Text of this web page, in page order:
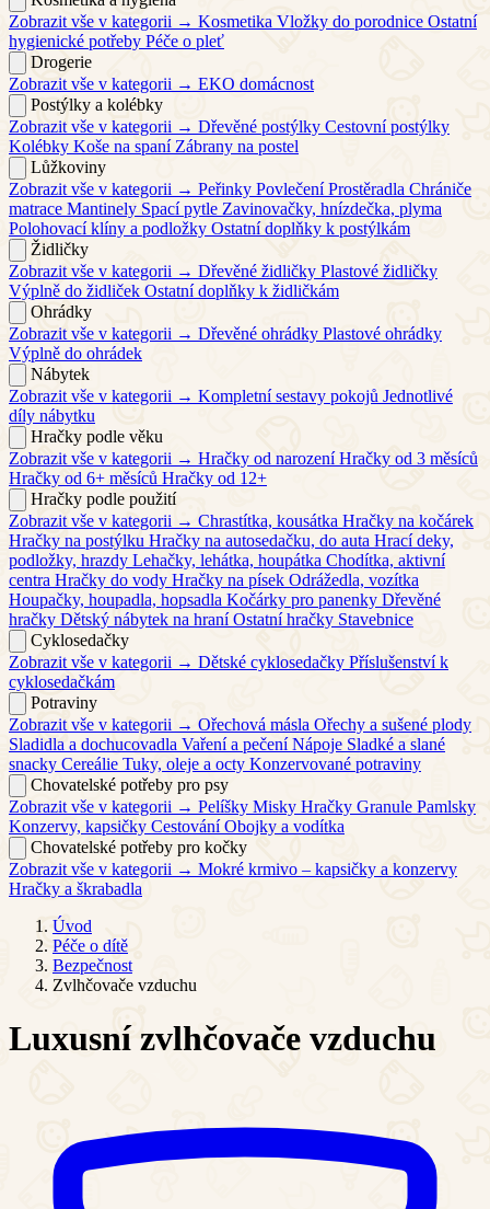
Zobrazit vše v kategorii → Kosmetika Vložky do porodnice Ostatní
hygienické potřeby Péče o pleť
Drogerie
Zobrazit vše v kategorii → EKO domácnost
Postýlky a kolébky
Zobrazit vše v kategorii → Dřevěné postýlky Cestovní postýlky
Kolébky Koše na spaní Zábrany na postel
Lůžkoviny
Zobrazit vše v kategorii → Peřinky Povlečení Prostěradla Chrániče
matrace Mantinely Spací pytle Zavinovačky, hnízdečka, plyma
Polohovací klíny a podložky Ostatní doplňky k postýlkám
Židličky
Zobrazit vše v kategorii → Dřevěné židličky Plastové židličky
Výplně do židliček Ostatní doplňky k židličkám
Ohrádky
Zobrazit vše v kategorii → Dřevěné ohrádky Plastové ohrádky
Výplně do ohrádek
Nábytek
Zobrazit vše v kategorii → Kompletní sestavy pokojů Jednotlivé
díly nábytku
Hračky podle věku
Zobrazit vše v kategorii → Hračky od narození Hračky od 3 měsíců
Hračky od 6+ měsíců Hračky od 12+
Hračky podle použití
Zobrazit vše v kategorii → Chrastítka, kousátka Hračky na kočárek
Hračky na postýlku Hračky na autosedačku, do auta Hrací deky,
podložky, hrazdy Lehačky, lehátka, houpátka Chodítka, aktivní
centra Hračky do vody Hračky na písek Odrážedla, vozítka
Houpačky, houpadla, hopsadla Kočárky pro panenky Dřevěné
hračky Dětský nábytek na hraní Ostatní hračky Stavebnice
Cyklosedačky
Zobrazit vše v kategorii → Dětské cyklosedačky Příslušenství k
cyklosedačkám
Potraviny
Zobrazit vše v kategorii → Ořechová másla Ořechy a sušené plody
Sladidla a dochucovadla Vaření a pečení Nápoje Sladké a slané
snacky Cereálie Tuky, oleje a octy Konzervované potraviny
Chovatelské potřeby pro psy
Zobrazit vše v kategorii → Pelíšky Misky Hračky Granule Pamlsky
Konzervy, kapsičky Cestování Obojky a vodítka
Chovatelské potřeby pro kočky
Zobrazit vše v kategorii → Mokré krmivo – kapsičky a konzervy
Hračky a škrabadla
Úvod
Péče o dítě
Bezpečnost
Zvlhčovače vzduchu
Luxusní zvlhčovače vzduchu